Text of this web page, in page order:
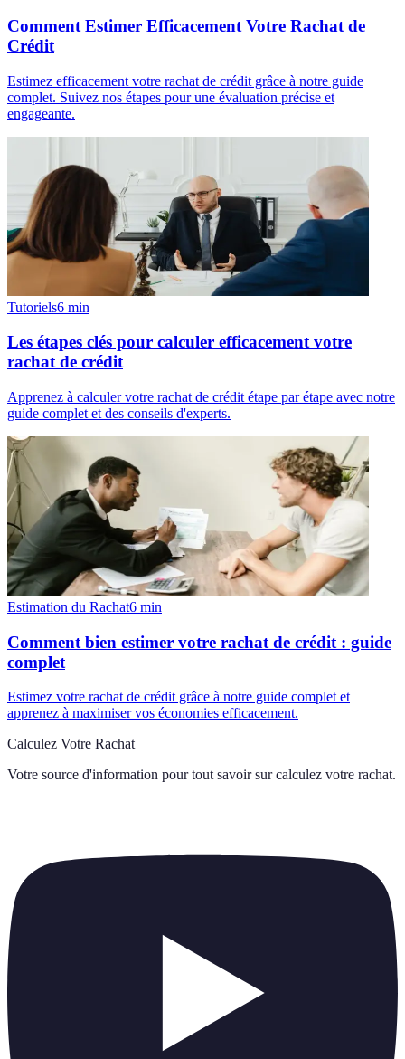
Comment Estimer Efficacement Votre Rachat de
Crédit
Estimez efficacement votre rachat de crédit grâce à notre guide
complet. Suivez nos étapes pour une évaluation précise et
engageante.
Tutoriels6 min
Les étapes clés pour calculer efficacement votre
rachat de crédit
Apprenez à calculer votre rachat de crédit étape par étape avec notre
guide complet et des conseils d'experts.
Estimation du Rachat6 min
Comment bien estimer votre rachat de crédit : guide
complet
Estimez votre rachat de crédit grâce à notre guide complet et
apprenez à maximiser vos économies efficacement.
Calculez Votre Rachat
Votre source d'information pour tout savoir sur calculez votre rachat.